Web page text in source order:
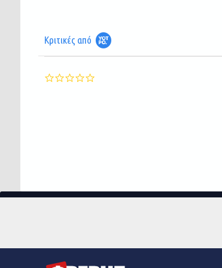
Κριτικές από
0.0